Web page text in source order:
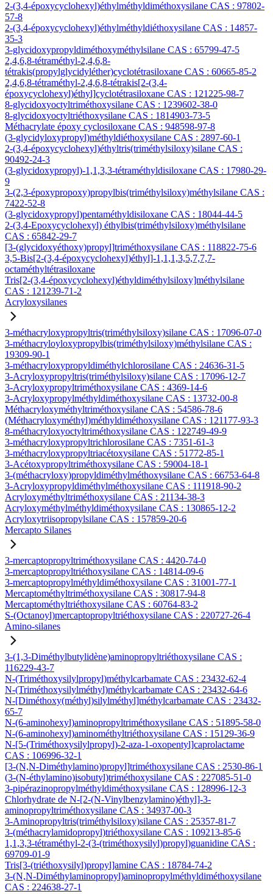
2-(3,4-époxycyclohexyl)éthylméthyldiméthoxysilane CAS : 97802-
57-8
2-(3,4-époxycyclohexyl)éthylméthyldiéthoxysilane CAS : 14857-
35-3
3-glycidoxypropyldiméthoxyméthylsilane CAS : 65799-47-5
2,4,6,8-tétraméthyl-2,4,6,8-
tétrakis(propylglycidyléther)cyclotétrasiloxane CAS : 60665-85-2
2,4,6,8-tétraméthyl-2,4,6,8-tétrakis[2-(3,4-
époxycyclohexyl)éthyl]cyclotétrasiloxane CAS : 121225-98-7
8-glycidoxyoctyltriméthoxysilane CAS : 1239602-38-0
8-glycidoxyoctyltriéthoxysilane CAS : 1814903-73-5
Méthacrylate époxy cyclosiloxane CAS : 948598-97-8
(3-glycidyloxypropyl)méthyldiéthoxysilane CAS : 2897-60-1
2-(3,4-époxycyclohexyl)éthyltris(triméthylsiloxy)silane CAS :
90492-24-3
(3-glycidoxypropyl)-1,1,3,3-tétraméthyldisiloxane CAS : 17980-29-
9
3-(2,3-époxypropoxy)propylbis(triméthylsiloxy)méthylsilane CAS :
7422-52-8
(3-glycidoxypropyl)pentaméthyldisiloxane CAS : 18044-44-5
2-(3,4-Epoxycyclohexyl) éthylbis(triméthylsiloxy)méthylsilane
CAS : 65842-29-7
[3-(glycidoxyéthoxy)propyl]triméthoxysilane CAS : 118822-75-6
3,5-Bis[2-(3,4-époxycyclohexyl)éthyl]-1,1,1,3,5,7,7,7-
octaméthyltétrasiloxane
Tris[2-(3,4-époxycyclohexyl)éthyldiméthylsiloxy]méthylsilane
CAS : 121239-71-2
Acryloxysilanes
3-méthacryloxypropyltris(triméthylsiloxy)silane CAS : 17096-07-0
3-méthacryloyloxypropylbis(triméthylsiloxy)méthylsilane CAS :
19309-90-1
3-méthacryloxypropyldiméthylchlorosilane CAS : 24636-31-5
3-Acryloxypropyltris(triméthylsiloxy)silane CAS : 17096-12-7
3-Acryloxypropyltriméthoxysilane CAS : 4369-14-6
3-Acryloxypropylméthyldiméthoxysilane CAS : 13732-00-8
Méthacryloxyméthyltriméthoxysilane CAS : 54586-78-6
(Méthacryloxyméthyl)méthyldiméthoxysilane CAS : 121177-93-3
8-méthacryloxyoctyltriméthoxysilane CAS : 122749-49-9
3-méthacryloxypropyltrichlorosilane CAS : 7351-61-3
3-méthacryloxypropyltriacétoxysilane CAS : 51772-85-1
3-Acétoxypropyltriméthoxysilane CAS : 59004-18-1
3-(méthacryloxy)propyldiméthylméthoxysilane CAS : 66753-64-8
3-Acryloxypropyldiméthylméthoxysilane CAS : 111918-90-2
Acryloxyméthyltriméthoxysilane CAS : 21134-38-3
Acryloxyméthylméthyldiméthoxysilane CAS : 130865-12-2
Acryloxytriisopropylsilane CAS : 157859-20-6
Mercapto Silanes
3-mercaptopropyltriméthoxysilane CAS : 4420-74-0
3-mercaptopropyltriéthoxysilane CAS : 14814-09-6
3-mercaptopropylméthyldiméthoxysilane CAS : 31001-77-1
Mercaptométhyltriméthoxysilane CAS : 30817-94-8
Mercaptométhyltriéthoxysilane CAS : 60764-83-2
S-(Octanoyl)mercaptopropyltriéthoxysilane CAS : 220727-26-4
Amino-silanes
3-(1,3-Diméthylbutylidène)aminopropyltriéthoxysilane CAS :
116229-43-7
N-(Triméthoxysilylpropyl)méthylcarbamate CAS : 23432-62-4
N-(Triméthoxysilylméthyl)méthylcarbamate CAS : 23432-64-6
N-[Diméthoxy(méthyl)silylméthyl]méthylcarbamate CAS : 23432-
65-7
N-(6-aminohexyl)aminopropyltriméthoxysilane CAS : 51895-58-0
N-(6-aminohexyl)aminométhyltriéthoxysilane CAS : 15129-36-9
N-[5-(Triméthoxysilylpropyl)-2-aza-1-oxopentyl]caprolactame
CAS : 106996-32-1
[3-(N,N-Diméthylamino)propyl]triméthoxysilane CAS : 2530-86-1
(3-(N-éthylamino)isobutyl)triméthoxysilane CAS : 227085-51-0
3-pipérazinopropylméthyldiméthoxysilane CAS : 128996-12-3
Chlorhydrate de N-[2-(N-Vinylbenzylamino)éthyl]-3-
aminopropyltriméthoxysilane CAS : 34937-00-3
3-Aminopropyltris(triméthylsiloxy)silane CAS : 25357-81-7
3-(méthacrylamidopropyl)triéthoxysilane CAS : 109213-85-6
1,1,3,3-tétraméthyl-2-(3-(triméthoxysilyl)propyl)guanidine CAS :
69709-01-9
Tris[3-(triéthoxysilyl)propyl]amine CAS : 18784-74-2
3-(N,N-Diméthylaminopropyl)aminopropylméthyldiméthoxysilane
CAS : 224638-27-1